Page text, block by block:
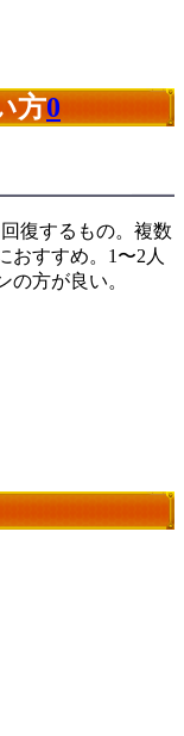
方0
復するもの。複数
おすすめ。1〜2人
の方が良い。